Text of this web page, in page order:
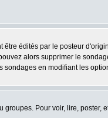
édités par le posteur
alors supprimer le
sondages en modifiant les
Pour voir, lire,